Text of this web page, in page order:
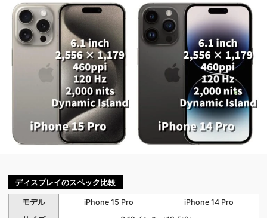
ディスプレイのスペック比較
モデル iPhone 15 Pro
iPhone 14 Pro